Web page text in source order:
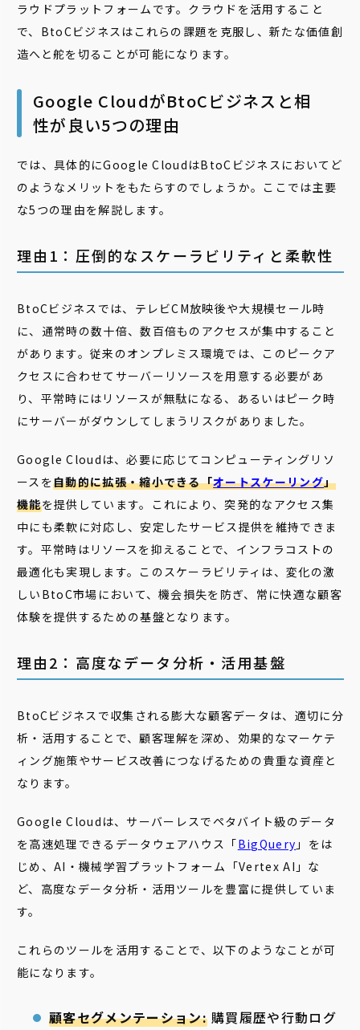
ラウドプラットフォームです。クラウドを活用すること
で、BtoCビジネスはこれらの課題を克服し、新たな価値創
造へと舵を切ることが可能になります。
Google CloudがBtoCビジネスと相
性が良い5つの理由
では、具体的にGoogle CloudはBtoCビジネスにおいてど
のようなメリットをもたらすのでしょうか。ここでは主要
な5つの理由を解説します。
理由1：圧倒的なスケーラビリティと柔軟性
BtoCビジネスでは、テレビCM放映後や大規模セール時
に、通常時の数十倍、数百倍ものアクセスが集中すること
があります。従来のオンプレミス環境では、このピークア
クセスに合わせてサーバーリソースを用意する必要があ
り、平常時にはリソースが無駄になる、あるいはピーク時
にサーバーがダウンしてしまうリスクがありました。
Google Cloudは、必要に応じてコンピューティングリソ
ースを自動的に拡張・縮小できる「オートスケーリング」
機能を提供しています。これにより、突発的なアクセス集
中にも柔軟に対応し、安定したサービス提供を維持できま
す。平常時はリソースを抑えることで、インフラコストの
最適化も実現します。このスケーラビリティは、変化の激
しいBtoC市場において、機会損失を防ぎ、常に快適な顧客
体験を提供するための基盤となります。
理由2：高度なデータ分析・活用基盤
BtoCビジネスで収集される膨大な顧客データは、適切に分
析・活用することで、顧客理解を深め、効果的なマーケテ
ィング施策やサービス改善につなげるための貴重な資産と
なります。
Google Cloudは、サーバーレスでペタバイト級のデータ
を高速処理できるデータウェアハウス「BigQuery 」をは
じめ、AI・機械学習プラットフォーム「Vertex AI」な
ど、高度なデータ分析・活用ツールを豊富に提供していま
す。
これらのツールを活用することで、以下のようなことが可
能になります。
顧客セグメンテーション:購買履歴や行動ログ